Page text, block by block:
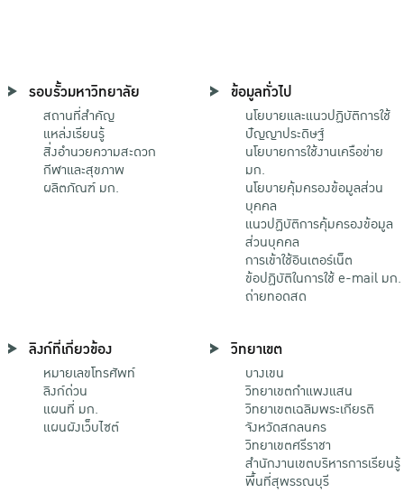
รอบรั้วมหาวิทยาลัย
สถานที่สำคัญ
แหล่งเรียนรู้
สิ่งอำนวยความสะดวก
กีฬาและสุขภาพ
ผลิตภัณฑ์ มก.
ข้อมูลทั่วไป
นโยบายและแนวปฏิบัติการใช้
ปัญญาประดิษฐ์
นโยบายการใช้งานเครือข่าย
มก.
นโยบายคุ้มครองข้อมูลส่วน
บุคคล
แนวปฏิบัติการคุ้มครองข้อมูล
ส่วนบุคคล
การเข้าใช้อินเตอร์เน็ต
ข้อปฏิบัติในการใช้ e-mail มก.
ถ่ายทอดสด
ลิงก์ที่เกี่ยวข้อง
หมายเลขโทรศัพท์
ลิงก์ด่วน
แผนที่ มก.
แผนผังเว็บไซต์
วิทยาเขต
บางเขน
วิทยาเขตกําแพงแสน
วิทยาเขตเฉลิมพระเกียรติ
จังหวัดสกลนคร
วิทยาเขตศรีราชา
สำนักงานเขตบริหารการเรียนรู้
พื้นที่สุพรรณบุรี